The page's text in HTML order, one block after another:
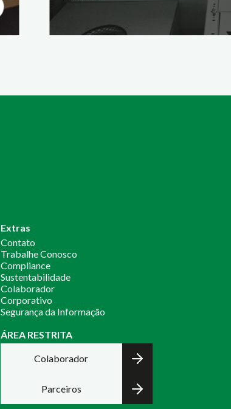
Extras
Contato
Trabalhe Conosco
Compliance
Sustentabilidade
Colaborador
Corporativo
Segurança da Informação
ÁREA RESTRITA
Colaborador
Parceiros